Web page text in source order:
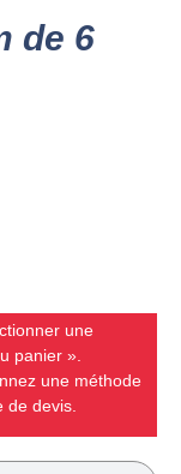
de 6
une
panier ».
une méthode
devis.